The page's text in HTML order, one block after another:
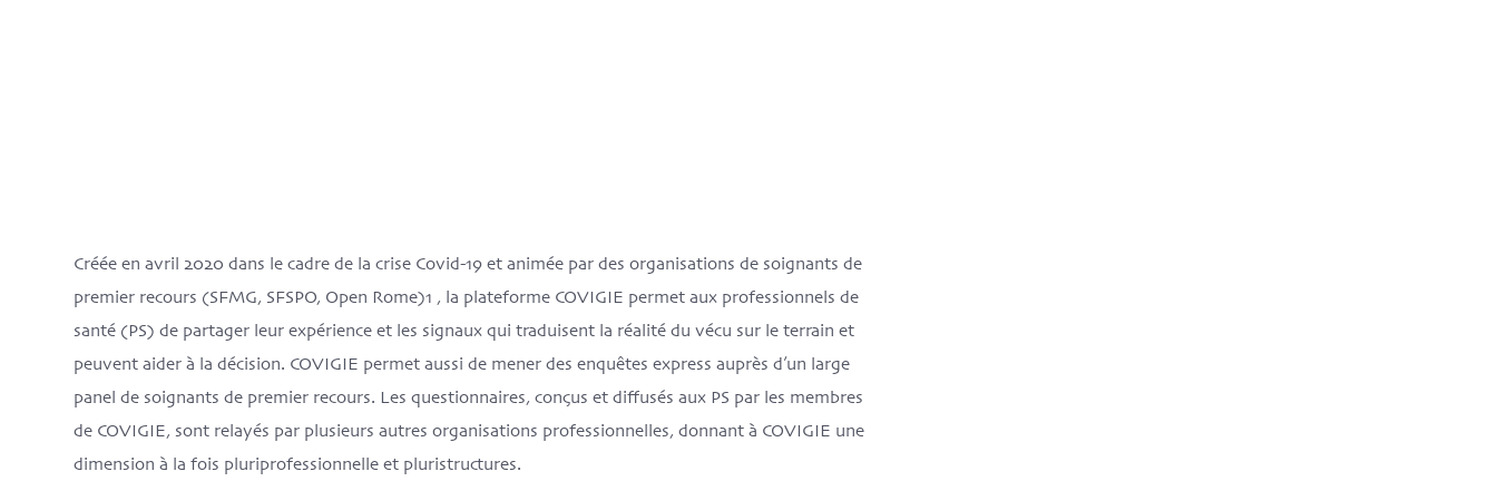
Créée en avril 2020 dans le cadre de la crise Covid-19 et animée par des organisations de soignants de
premier recours (SFMG, SFSPO, Open Rome)1 , la plateforme COVIGIE permet aux professionnels de
santé (PS) de partager leur expérience et les signaux qui traduisent la réalité du vécu sur le terrain et
peuvent aider à la décision. COVIGIE permet aussi de mener des enquêtes express auprès d’un large
panel de soignants de premier recours. Les questionnaires, conçus et diffusés aux PS par les membres
de COVIGIE, sont relayés par plusieurs autres organisations professionnelles, donnant à COVIGIE une
dimension à la fois pluriprofessionnelle et pluristructures.